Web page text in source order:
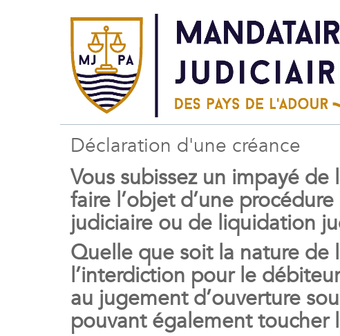
Déclaration d'une créance
Vous subissez un impayé
faire l’objet d’une
judiciaire ou de liquidation
Quelle que soit la nature de
l’interdiction pour le
au jugement d’ouverture
pouvant également toucher